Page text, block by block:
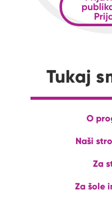
Tukaj
O
Naši
Za
Za šole